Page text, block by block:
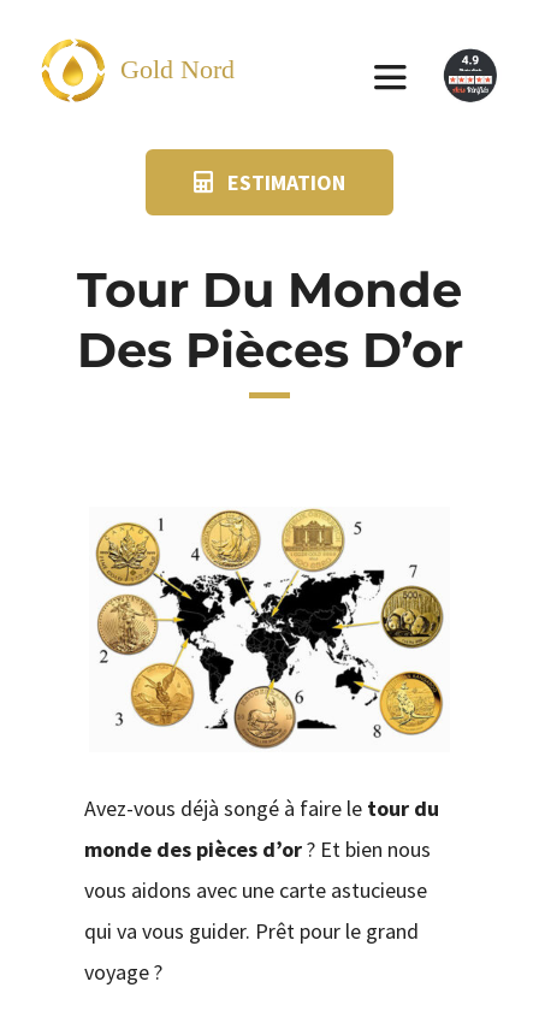
contenu
Gold Nord
Toggle
SUIVI KIT POSTAL
CONTACT
ESTIMATION
Tour Du Monde
Des Pièces D’or
Avez-vous déjà songé à faire le tour du
monde des pièces d’or? Et bien nous
vous aidons avec une carte astucieuse
qui va vous guider. Prêt pour le grand
voyage ?